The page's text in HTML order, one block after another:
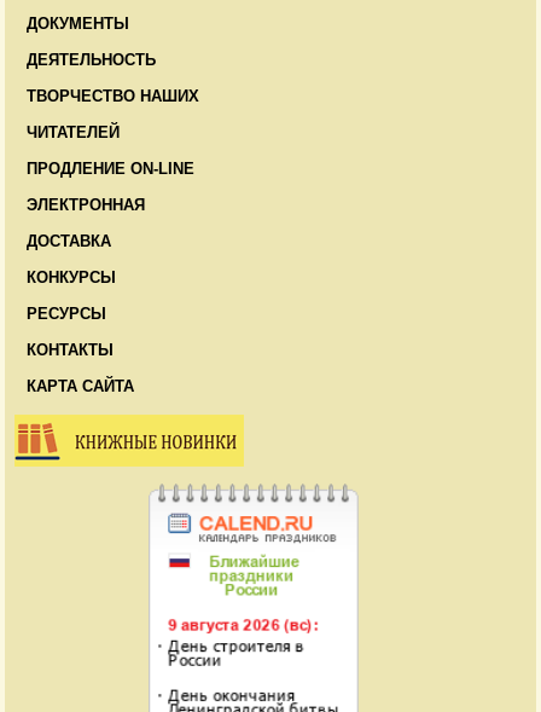
ДОКУМЕНТЫ
ДЕЯТЕЛЬНОСТЬ
ТВОРЧЕСТВО НАШИХ
ЧИТАТЕЛЕЙ
ПРОДЛЕНИЕ ON-LINE
ЭЛЕКТРОННАЯ
ДОСТАВКА
КОНКУРСЫ
РЕСУРСЫ
КОНТАКТЫ
КАРТА САЙТА